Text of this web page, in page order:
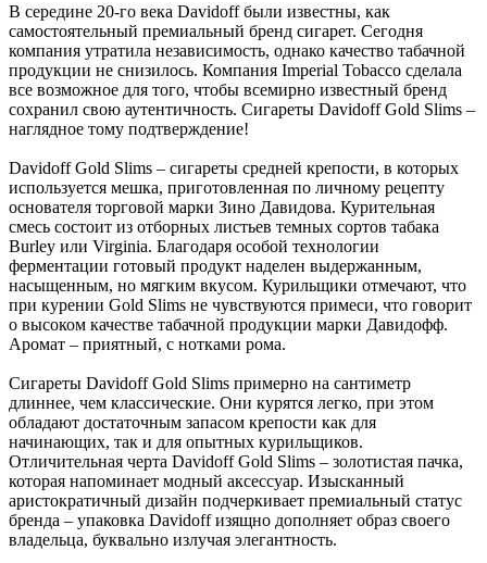
В середине 20-го века Davidoff были известны, как
самостоятельный премиальный бренд сигарет. Сегодня
компания утратила независимость, однако качество табачной
продукции не снизилось. Компания Imperial Tobacco сделала
все возможное для того, чтобы всемирно известный бренд
сохранил свою аутентичность. Сигареты Davidoff Gold Slims –
наглядное тому подтверждение!
Davidoff Gold Slims – сигареты средней крепости, в которых
используется мешка, приготовленная по личному рецепту
основателя торговой марки Зино Давидова. Курительная
смесь состоит из отборных листьев темных сортов табака
Burley или Virginia. Благодаря особой технологии
ферментации готовый продукт наделен выдержанным,
насыщенным, но мягким вкусом. Курильщики отмечают, что
при курении Gold Slims не чувствуются примеси, что говорит
о высоком качестве табачной продукции марки Давидофф.
Аромат – приятный, с нотками рома.
Сигареты Davidoff Gold Slims примерно на сантиметр
длиннее, чем классические. Они курятся легко, при этом
обладают достаточным запасом крепости как для
начинающих, так и для опытных курильщиков.
Отличительная черта Davidoff Gold Slims – золотистая пачка,
которая напоминает модный аксессуар. Изысканный
аристократичный дизайн подчеркивает премиальный статус
бренда – упаковка Davidoff изящно дополняет образ своего
владельца, буквально излучая элегантность.